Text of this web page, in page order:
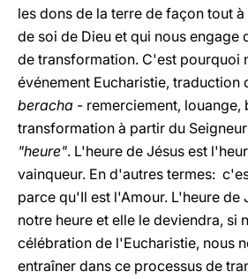
les dons de la terre de façon tout
de soi de Dieu et qui nous engage
de transformation. C'est pourquoi
événement Eucharistie, traduction
beracha - remerciement, louange,
transformation à partir du
"heure". L'heure de Jésus est
vainqueur. En d'autres termes:
parce qu'Il est l'Amour. L'heure de
notre heure et elle le deviendra, si
célébration de l'Eucharistie, nous
entraîner dans ce processus de